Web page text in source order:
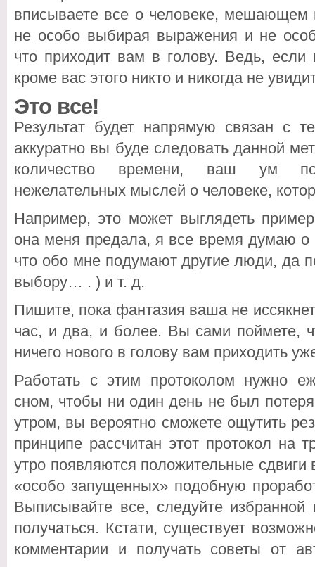
вписываете все о человеке, мешающем
не особо выбирая выражения и не
что приходит вам в голову. Ведь,
кроме вас этого никто и никогда не
Это все!
Результат будет напрямую связан с
аккуратно вы буде следовать данной
количество времени, ваш ум
нежелательных мыслей о человеке,
Например, это может выглядеть
она меня предала, я все время думаю
что обо мне подумают другие люди, да
выбору… . ) и т. д.
Пишите, пока фантазия ваша не
час, и два, и более. Вы сами поймете,
ничего нового в голову вам приходить
Работать с этим протоколом нужно
сном, чтобы ни один день не был
утром, вы вероятно сможете ощутить
принципе рассчитан этот протокол на
утро появляются положительные
«особо запущенных» подобную
Выписывайте все, следуйте
получаться. Кстати, существует
комментарии и получать советы от